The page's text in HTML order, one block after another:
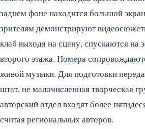
заднем фоне находится большой
зрителям демонстрируют
клаб выходя на сцену, спускаются на
второго этажа. Номера
живой музыки. Для подготовки
штат, не малочисленная творческая
авторский отдел входят более
считая региональных авторов.